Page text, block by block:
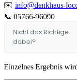
✉️ info@denkhaus-
📞 05766-96090
Nicht das Richtige
dabei?
Einzelnes Ergebnis